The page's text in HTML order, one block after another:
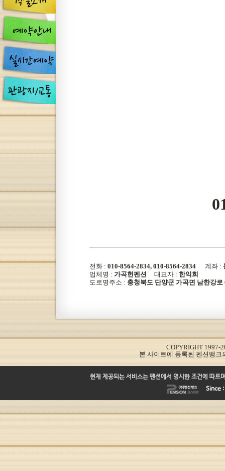
전화 : 010-8564-2834, 010-8564-2834 계좌 :
업체명 : 가곡헌펜션 대표자 : 한익희
도로명주소 : 충청북도 단양군 가곡면 남한강로
COPYRIGHT 1997-
본 사이트에 등록된 펜션뱅
현재 제공되는 서비스는 펜션에서 명시한 조건에 따르
Since